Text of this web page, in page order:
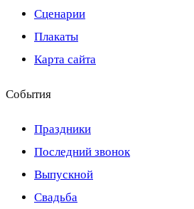
Сценарии
Плакаты
Карта сайта
События
Праздники
Последний звонок
Выпускной
Свадьба